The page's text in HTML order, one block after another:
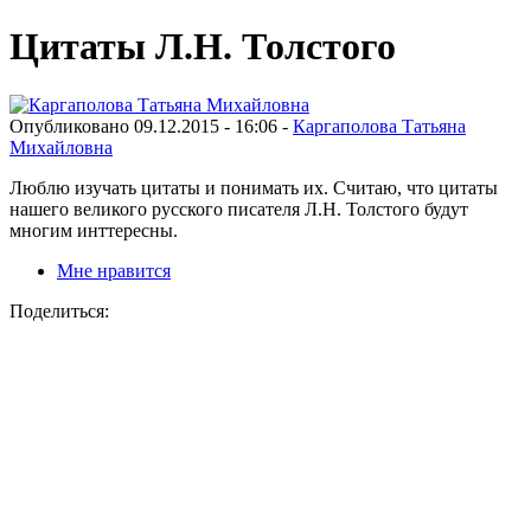
Цитаты Л.Н. Толстого
Опубликовано 09.12.2015 - 16:06 - Каргаполова Татьяна
Михайловна
Люблю изучать цитаты и понимать их. Считаю, что цитаты
нашего великого русского писателя Л.Н. Толстого будут
многим инттересны.
Мне нравится
Поделиться: